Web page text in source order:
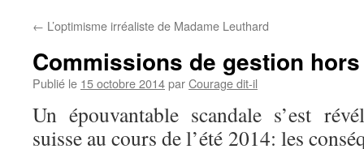
← L’optimisme irréaliste de Madame Leuthard
Commissions de gestion
Publié le 15 octobre 2014parCourage dit-il
Un épouvantable scandale s’est
suisse au cours de l’été 2014: les